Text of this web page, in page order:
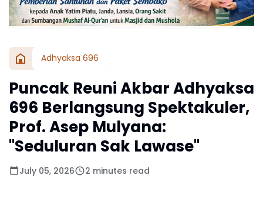
Adhyaksa 696
Puncak Reuni Akbar Adhyaksa
696 Berlangsung Spektakuler,
Prof. Asep Mulyana:
"Seduluran Sak Lawase"
July 05, 2026 2 minutes read